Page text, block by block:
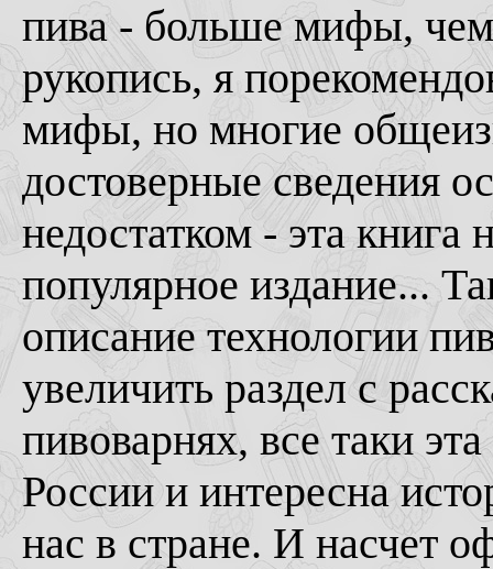
пива - больше мифы, чем
рукопись, я
мифы, но многие
достоверные сведения
недостатком - эта книга
популярное издание...
описание технологии
увеличить раздел с
пивоварнях, все таки
России и интересна
нас в стране. И насчет